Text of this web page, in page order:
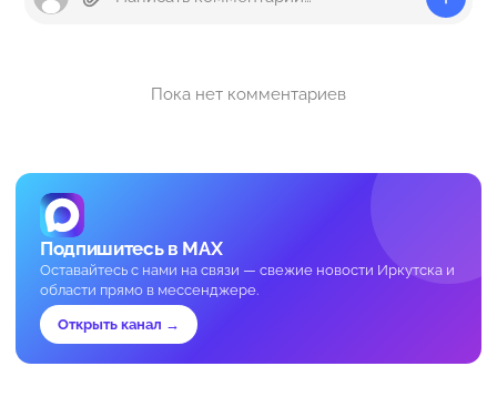
Пока нет комментариев
Подпишитесь в MAX
Оставайтесь с нами на связи — свежие новости Иркутска и
области прямо в мессенджере.
Открыть канал →